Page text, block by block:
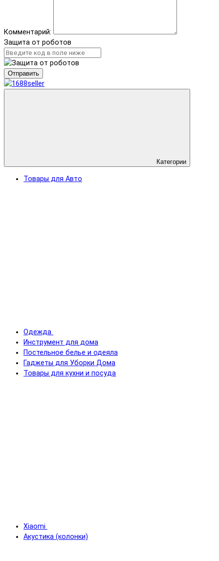
Комментарий:
Защита от роботов
Отправить
Категории
Товары для Авто
Одежда
Инструмент для дома
Постельное белье и одеяла
Гаджеты для Уборки Дома
Товары для кухни и посуда
Xiaomi
Акустика (колонки)